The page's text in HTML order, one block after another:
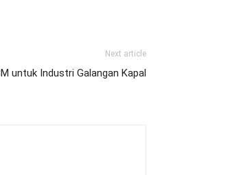
Next article
untuk Industri Galangan Kapal